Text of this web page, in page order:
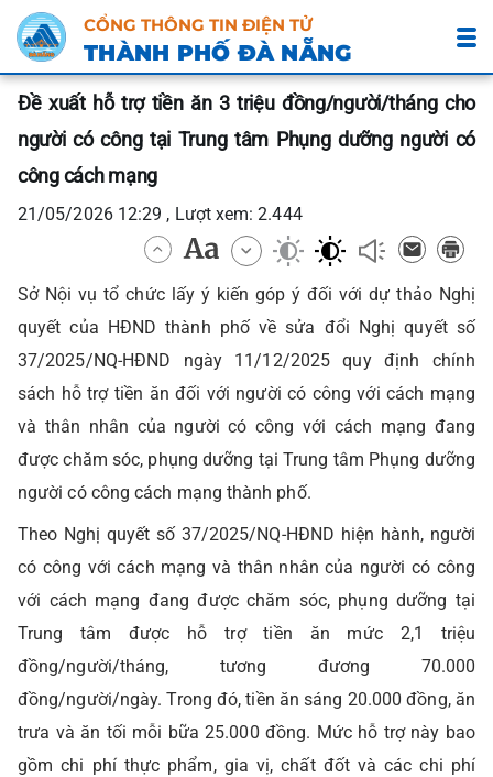
CỔNG THÔNG TIN ĐIỆN TỬ
THÀNH PHỐ ĐÀ NẴNG
Đề xuất hỗ trợ tiền ăn 3 triệu đồng/người/tháng cho
người có công tại Trung tâm Phụng dưỡng người có
công cách mạng
21/05/2026 12:29 , Lượt xem: 2.444
Sở Nội vụ tổ chức lấy ý kiến góp ý đối với dự thảo Nghị
quyết của HĐND thành phố về sửa đổi Nghị quyết số
37/2025/NQ-HĐND ngày 11/12/2025 quy định chính
sách hỗ trợ tiền ăn đối với người có công với cách mạng
và thân nhân của người có công với cách mạng đang
được chăm sóc, phụng dưỡng tại Trung tâm Phụng dưỡng
người có công cách mạng thành phố.
Theo Nghị quyết số 37/2025/NQ-HĐND hiện hành, người
có công với cách mạng và thân nhân của người có công
với cách mạng đang được chăm sóc, phụng dưỡng tại
Trung tâm được hỗ trợ tiền ăn mức 2,1 triệu
đồng/người/tháng, tương đương 70.000
đồng/người/ngày. Trong đó, tiền ăn sáng 20.000 đồng, ăn
trưa và ăn tối mỗi bữa 25.000 đồng. Mức hỗ trợ này bao
gồm chi phí thực phẩm, gia vị, chất đốt và các chi phí